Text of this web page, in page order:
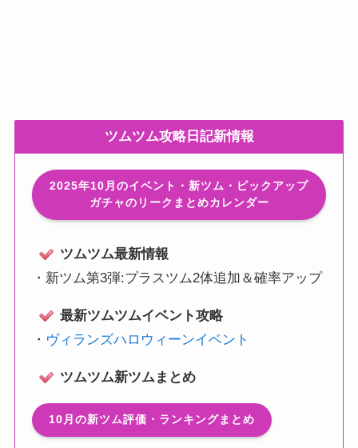
ツムツム攻略日記新情報
2025年10月のイベント・新ツム・ピックアップ
ガチャのリークまとめカレンダー
ツムツム最新情報
・ 新ツム第3弾:プラスツム2体追加＆確率アップ
最新ツムツムイベント攻略
・ ヴィランズハロウィーンイベント
ツムツム新ツムまとめ
10月の新ツム評価・ランキングまとめ